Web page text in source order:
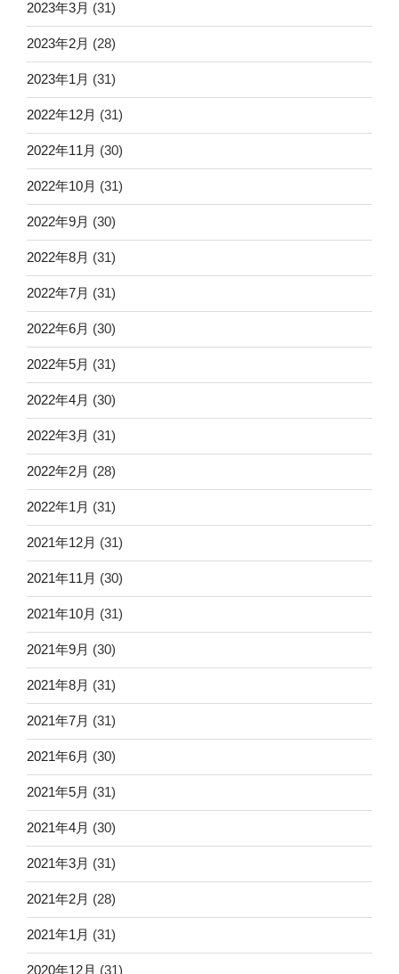
2023年3月 (31)
2023年2月 (28)
2023年1月 (31)
2022年12月 (31)
2022年11月 (30)
2022年10月 (31)
2022年9月 (30)
2022年8月 (31)
2022年7月 (31)
2022年6月 (30)
2022年5月 (31)
2022年4月 (30)
2022年3月 (31)
2022年2月 (28)
2022年1月 (31)
2021年12月 (31)
2021年11月 (30)
2021年10月 (31)
2021年9月 (30)
2021年8月 (31)
2021年7月 (31)
2021年6月 (30)
2021年5月 (31)
2021年4月 (30)
2021年3月 (31)
2021年2月 (28)
2021年1月 (31)
2020年12月 (31)